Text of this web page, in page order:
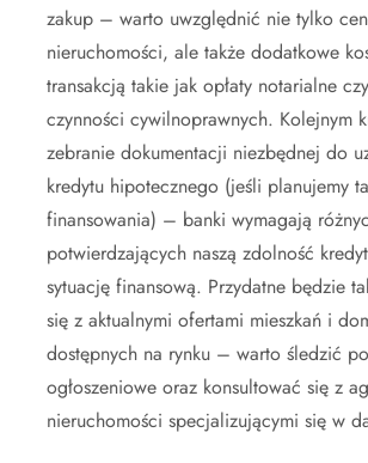
zakup – warto uwzględnić nie tylko
nieruchomości, ale także dodatkowe
transakcją takie jak opłaty notarialne
czynności cywilnoprawnych. Kolejnym
zebranie dokumentacji niezbędnej do
kredytu hipotecznego (jeśli planujemy
finansowania) – banki wymagają
potwierdzających naszą zdolność
sytuację finansową. Przydatne będzie
się z aktualnymi ofertami mieszkań i
dostępnych na rynku – warto śledzić
ogłoszeniowe oraz konsultować się z
nieruchomości specjalizującymi się w